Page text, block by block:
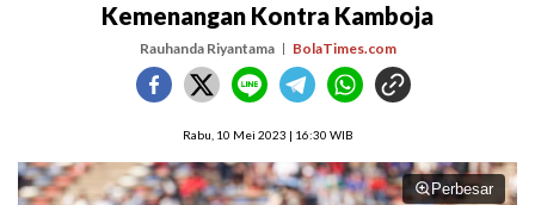
Kemenangan Kontra Kamboja
Rauhanda Riyantama BolaTimes.com
Rabu, 10 Mei 2023 | 16:30 WIB
Perbesar